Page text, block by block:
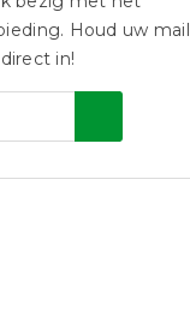
Houd uw mail
in!